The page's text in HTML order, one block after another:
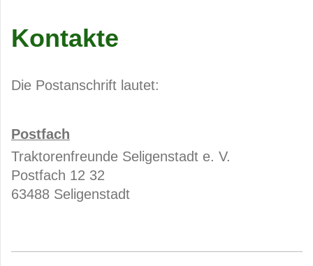
Kontakte
Die Postanschrift lautet:
Postfach
Traktorenfreunde Seligenstadt e. V.
Postfach 12 32
63488 Seligenstadt